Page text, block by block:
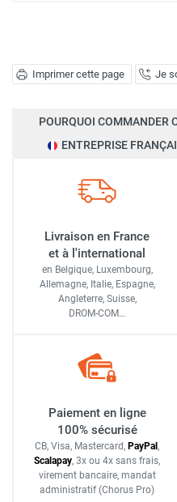
Imprimer cette page Je
POURQUOI COMMANDER
ENTREPRISE
Livraison en France
et à l'international
en Belgique, Luxembourg,
Allemagne, Italie, Espagne,
Angleterre, Suisse,
DROM-COM…
Paiement en ligne
100% sécurisé
CB, Visa, Mastercard, PayPal ,
Scalapay, 3x ou 4x sans frais,
virement bancaire, mandat
administratif (Chorus Pro)